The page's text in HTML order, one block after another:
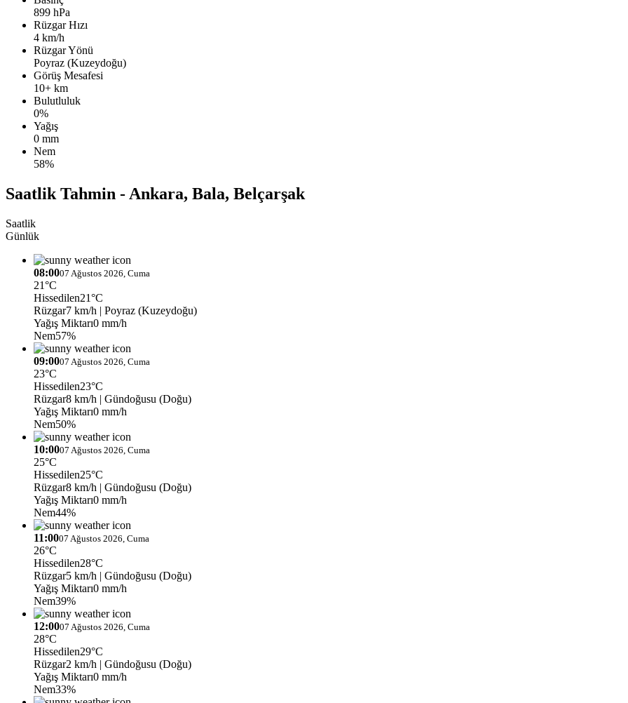
899 hPa
Rüzgar Hızı
4 km/h
Rüzgar Yönü
Poyraz (Kuzeydoğu)
Görüş Mesafesi
10+ km
Bulutluluk
0%
Yağış
0 mm
Nem
58%
Saatlik Tahmin - Ankara, Bala, Belçarşak
Saatlik
Günlük
08:0007 Ağustos 2026, Cuma
21°C
Hissedilen21°C
Rüzgar7 km/h | Poyraz (Kuzeydoğu)
Yağış Miktarı0 mm/h
Nem57%
09:0007 Ağustos 2026, Cuma
23°C
Hissedilen23°C
Rüzgar8 km/h | Gündoğusu (Doğu)
Yağış Miktarı0 mm/h
Nem50%
10:0007 Ağustos 2026, Cuma
25°C
Hissedilen25°C
Rüzgar8 km/h | Gündoğusu (Doğu)
Yağış Miktarı0 mm/h
Nem44%
11:0007 Ağustos 2026, Cuma
26°C
Hissedilen28°C
Rüzgar5 km/h | Gündoğusu (Doğu)
Yağış Miktarı0 mm/h
Nem39%
12:0007 Ağustos 2026, Cuma
28°C
Hissedilen29°C
Rüzgar2 km/h | Gündoğusu (Doğu)
Yağış Miktarı0 mm/h
Nem33%